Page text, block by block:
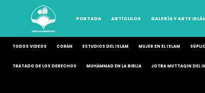
PORTADA ARTÍCULOS GALERÍA Y ARTE
TODOS VIDEOS CORÁN ESTUDIOS DEL ISLAM MUJER EN EL ISLAM
TRATADO DE LOS DERECHOS MUHÁMMAD EN LA BIBLIA JOTBA MUTTAQIN DEL